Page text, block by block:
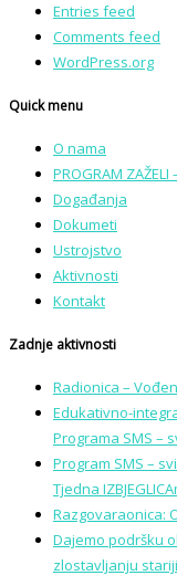
Entries feed
Comments feed
WordPress.org
Quick menu
O nama
PROGRAM ZAŽELI
Događanja
Dokumeti
Ustrojstvo
Aktivnosti
Kontakt
Zadnje aktivnosti
Radionica –
Edukativno-
Programa SMS –
Program SMS –
Tjedna
Razgovaraonica:
Dajemo podršku
zlostavljanju